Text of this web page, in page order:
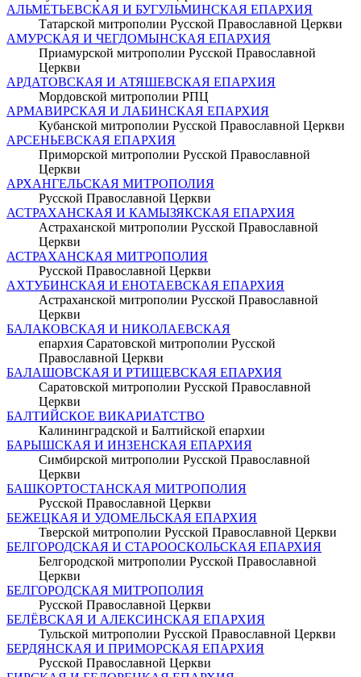
АЛЬМЕТЬЕВСКАЯ И БУГУЛЬМИНСКАЯ ЕПАРХИЯ
Татарской митрополии Русской Православной Церкви
АМУРСКАЯ И ЧЕГДОМЫНСКАЯ ЕПАРХИЯ
Приамурской митрополии Русской Православной
Церкви
АРДАТОВСКАЯ И АТЯШЕВСКАЯ ЕПАРХИЯ
Мордовской митрополии РПЦ
АРМАВИРСКАЯ И ЛАБИНСКАЯ ЕПАРХИЯ
Кубанской митрополии Русской Православной Церкви
АРСЕНЬЕВСКАЯ ЕПАРХИЯ
Приморской митрополии Русской Православной
Церкви
АРХАНГЕЛЬСКАЯ МИТРОПОЛИЯ
Русской Православной Церкви
АСТРАХАНСКАЯ И КАМЫЗЯКСКАЯ ЕПАРХИЯ
Астраханской митрополии Русской Православной
Церкви
АСТРАХАНСКАЯ МИТРОПОЛИЯ
Русской Православной Церкви
АХТУБИНСКАЯ И ЕНОТАЕВСКАЯ ЕПАРХИЯ
Астраханской митрополии Русской Православной
Церкви
БАЛАКОВСКАЯ И НИКОЛАЕВСКАЯ
епархия Саратовской митрополии Русской
Православной Церкви
БАЛАШОВСКАЯ И РТИЩЕВСКАЯ ЕПАРХИЯ
Саратовской митрополии Русской Православной
Церкви
БАЛТИЙСКОЕ ВИКАРИАТСТВО
Калининградской и Балтийской епархии
БАРЫШСКАЯ И ИНЗЕНСКАЯ ЕПАРХИЯ
Симбирской митрополии Русской Православной
Церкви
БАШКОРТОСТАНСКАЯ МИТРОПОЛИЯ
Русской Православной Церкви
БЕЖЕЦКАЯ И УДОМЕЛЬСКАЯ ЕПАРХИЯ
Тверской митрополии Русской Православной Церкви
БЕЛГОРОДСКАЯ И СТАРООСКОЛЬСКАЯ ЕПАРХИЯ
Белгородской митрополии Русской Православной
Церкви
БЕЛГОРОДСКАЯ МИТРОПОЛИЯ
Русской Православной Церкви
БЕЛЁВСКАЯ И АЛЕКСИНСКАЯ ЕПАРХИЯ
Тульской митрополии Русской Православной Церкви
БЕРДЯНСКАЯ И ПРИМОРСКАЯ ЕПАРХИЯ
Русской Православной Церкви